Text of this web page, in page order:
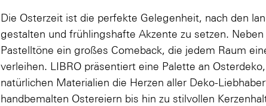
Die Osterzeit ist die perfekte Gelegenheit, nach den
gestalten und frühlingshafte Akzente zu setzen.
Pastelltöne ein großes Comeback, die jedem Raum
verleihen. LIBRO präsentiert eine Palette an
natürlichen Materialien die Herzen aller Deko-
handbemalten Ostereiern bis hin zu stilvollen